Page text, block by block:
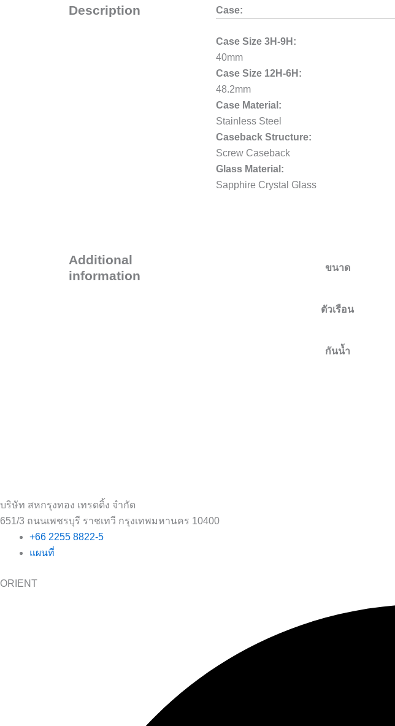
Description Case:
Case Size 3H-9H:
40mm
Case Size 12H-6H:
48.2mm
Case Material:
Stainless Steel
Caseback Structure:
Screw Caseback
Glass Material:
Sapphire Crystal Glass
Additional
information
ขนาด
ตัวเรือน
กันน้ำ
บริษัท สหกรุงทอง เทรดดิ้ง จำกัด
651/3 ถนนเพชรบุรี ราชเทวี กรุงเทพมหานคร 10400
+66 2255 8822-5
แผนที่
ORIENT